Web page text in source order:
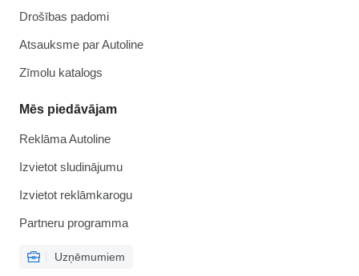
Drošības padomi
Atsauksme par Autoline
Zīmolu katalogs
Mēs piedāvājam
Reklāma Autoline
Izvietot sludinājumu
Izvietot reklāmkarogu
Partneru programma
Uzņēmumiem